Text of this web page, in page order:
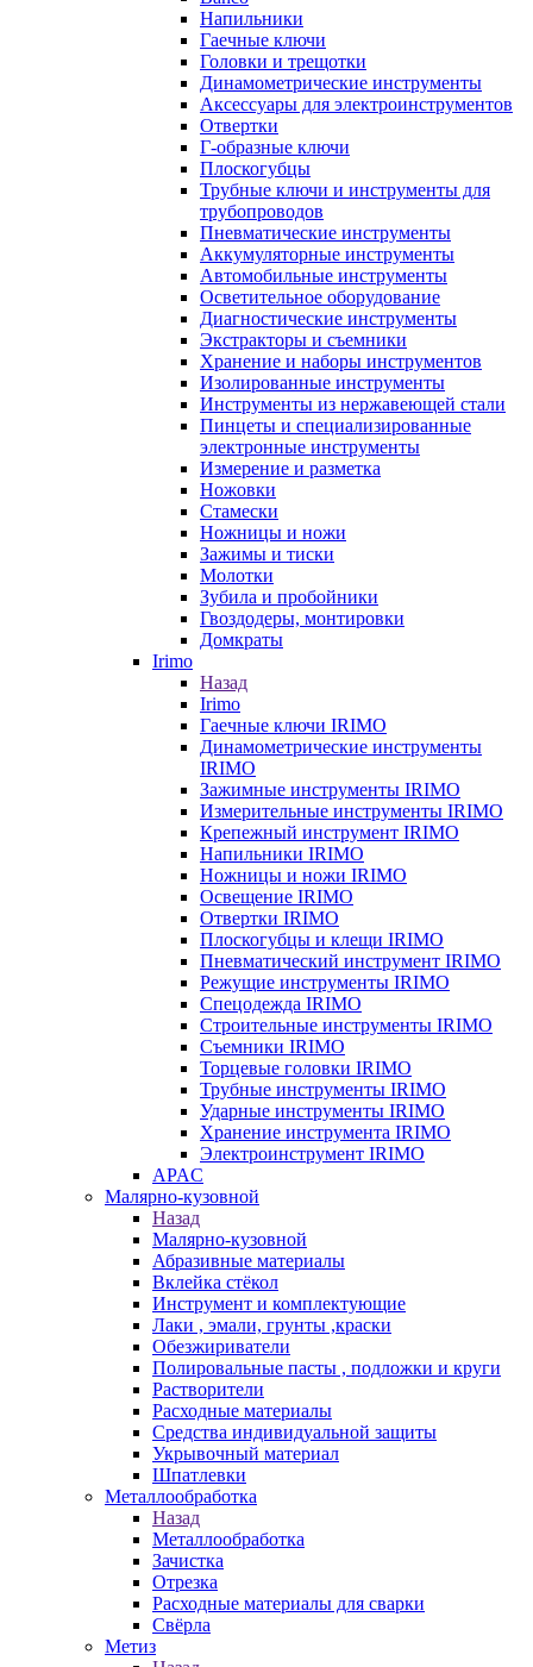
Напильники
Гаечные ключи
Головки и трещотки
Динамометрические инструменты
Аксессуары для электроинструментов
Отвертки
Г-образные ключи
Плоскогубцы
Трубные ключи и инструменты для
трубопроводов
Пневматические инструменты
Аккумуляторные инструменты
Автомобильные инструменты
Осветительное оборудование
Диагностические инструменты
Экстракторы и съемники
Хранение и наборы инструментов
Изолированные инструменты
Инструменты из нержавеющей стали
Пинцеты и специализированные
электронные инструменты
Измерение и разметка
Ножовки
Стамески
Ножницы и ножи
Зажимы и тиски
Молотки
Зубила и пробойники
Гвоздодеры, монтировки
Домкраты
Irimo
Назад
Irimo
Гаечные ключи IRIMO
Динамометрические инструменты
IRIMO
Зажимные инструменты IRIMO
Измерительные инструменты IRIMO
Крепежный инструмент IRIMO
Напильники IRIMO
Ножницы и ножи IRIMO
Освещение IRIMO
Отвертки IRIMO
Плоскогубцы и клещи IRIMO
Пневматический инструмент IRIMO
Режущие инструменты IRIMO
Спецодежда IRIMO
Строительные инструменты IRIMO
Съемники IRIMO
Торцевые головки IRIMO
Трубные инструменты IRIMO
Ударные инструменты IRIMO
Хранение инструмента IRIMO
Электроинструмент IRIMO
APAC
Малярно-кузовной
Назад
Малярно-кузовной
Абразивные материалы
Вклейка стёкол
Инструмент и комплектующие
Лаки , эмали, грунты ,краски
Обезжириватели
Полировальные пасты , подложки и круги
Растворители
Расходные материалы
Средства индивидуальной защиты
Укрывочный материал
Шпатлевки
Металлообработка
Назад
Металлообработка
Зачистка
Отрезка
Расходные материалы для сварки
Свёрла
Метиз